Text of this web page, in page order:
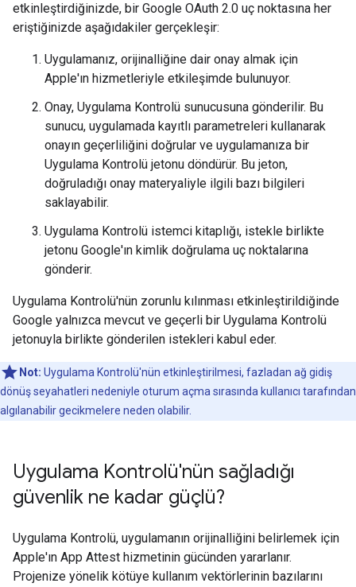
etkinleştirdiğinizde, bir Google OAuth 2.0 uç noktasına her
eriştiğinizde aşağıdakiler gerçekleşir:
Uygulamanız, orijinalliğine dair onay almak için
Apple'ın hizmetleriyle etkileşimde bulunuyor.
Onay, Uygulama Kontrolü sunucusuna gönderilir. Bu
sunucu, uygulamada kayıtlı parametreleri kullanarak
onayın geçerliliğini doğrular ve uygulamanıza bir
Uygulama Kontrolü jetonu döndürür. Bu jeton,
doğruladığı onay materyaliyle ilgili bazı bilgileri
saklayabilir.
Uygulama Kontrolü istemci kitaplığı, istekle birlikte
jetonu Google'ın kimlik doğrulama uç noktalarına
gönderir.
Uygulama Kontrolü'nün zorunlu kılınması etkinleştirildiğinde
Google yalnızca mevcut ve geçerli bir Uygulama Kontrolü
jetonuyla birlikte gönderilen istekleri kabul eder.
Not: Uygulama Kontrolü'nün etkinleştirilmesi, fazladan ağ gidiş
dönüş seyahatleri nedeniyle oturum açma sırasında kullanıcı tarafından
algılanabilir gecikmelere neden olabilir.
Uygulama Kontrolü'nün sağladığı
güvenlik ne kadar güçlü?
Uygulama Kontrolü, uygulamanın orijinalliğini belirlemek için
Apple'ın App Attest hizmetinin gücünden yararlanır.
Projenize yönelik kötüye kullanım vektörlerinin bazılarını